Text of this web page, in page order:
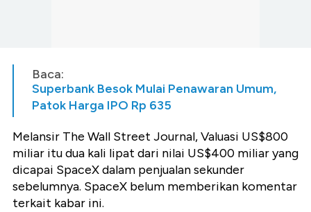
Baca:
Superbank Besok Mulai Penawaran Umum,
Patok Harga IPO Rp 635
Melansir The Wall Street Journal, Valuasi US$800
miliar itu dua kali lipat dari nilai US$400 miliar yang
dicapai SpaceX dalam penjualan sekunder
sebelumnya. SpaceX belum memberikan komentar
terkait kabar ini.